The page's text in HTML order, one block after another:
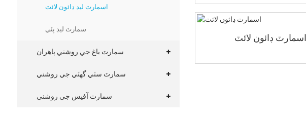
اسمارٽ ليڊ ڊائون لائٽ
سمارٽ ليڊ پٽي
سمارٽ باغ جي روشني ٻاهران
سمارٽ سٽي گهٽي جي روشني
سمارٽ آفيس جي روشني
اسمارٽ ڊائون لائٽ